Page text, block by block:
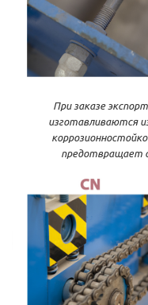
При заказе
изготавливаются
предотвращает